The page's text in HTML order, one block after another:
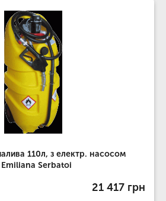
110л, з електр. насосом
Serbatoi
21 417 грн